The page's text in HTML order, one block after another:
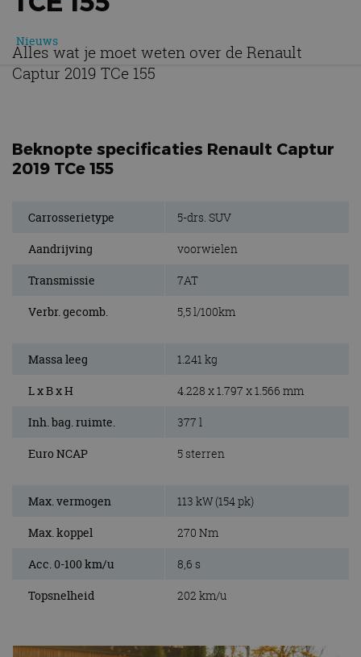
Nieuws
Alles wat je moet weten over de Renault
Captur 2019 TCe 155
Beknopte specificaties Renault Captur
2019 TCe 155
Carrosserietype 5-drs. SUV
Aandrijving voorwielen
Transmissie 7AT
Verbr. gecomb. 5,5 l/100km
Massa leeg 1.241 kg
L x B x H 4.228 x 1.797 x 1.566 mm
Inh. bag. ruimte. 377 l
Euro NCAP 5 sterren
Max. vermogen 113 kW (154 pk)
Max. koppel 270 Nm
Acc. 0-100 km/u 8,6 s
Topsnelheid 202 km/u